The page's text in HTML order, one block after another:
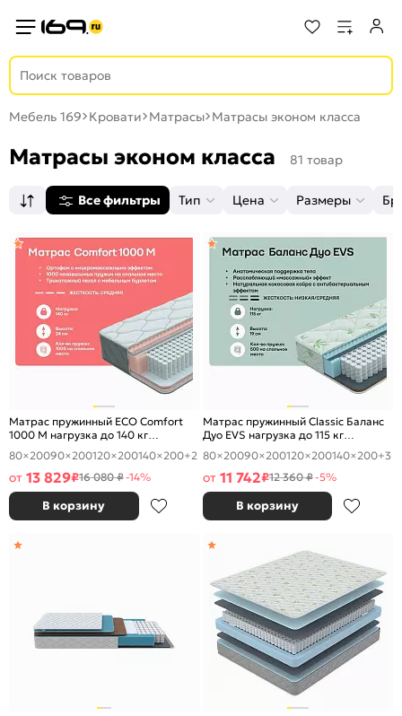
Мебель 169 Кровати Матрасы Матрасы эконом класса
Матрасы эконом класса 81 товар
Все фильтры Тип Цена Размеры
Матрас пружинный ECO Comfort
1000 M нагрузка до 140 кг
800x2000
80×20090×200120×200140×200+2
от 13 829₽16 080 ₽-14%
В корзину
Матрас пружинный Classic Баланс
Дуо EVS нагрузка до 115 кг
800x2000
80×20090×200120×200140×200+3
от 11 742₽12 360 ₽-5%
В корзину